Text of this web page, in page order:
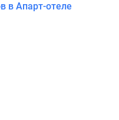
в Апарт-отеле